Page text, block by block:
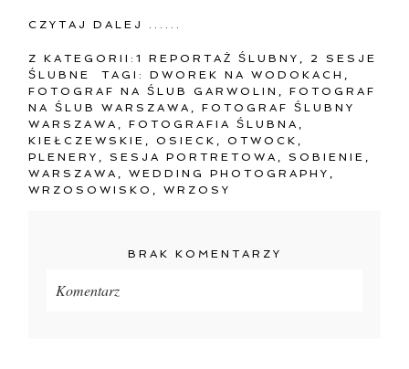
CZYTAJ DALEJ ......
Z KATEGORII:1 REPORTAŻ ŚLUBNY
2 SESJE
ŚLUBNE
TAGI:DWOREK NA WODOKACH
FOTOGRAF NA ŚLUB GARWOLIN
,FOTOGRAF
NA ŚLUB WARSZAWA
,FOTOGRAF ŚLUBNY
WARSZAWA
,FOTOGRAFIA ŚLUBNA
KIEŁCZEWSKIE
,OSIECK ,OTWOCK
PLENERY
SESJA PORTRETOWA SOBIENIE
WARSZAWA
,WEDDING PHOTOGRAPHY
WRZOSOWISKO
,WRZOSY
BRAK KOMENTARZY
Komentarz